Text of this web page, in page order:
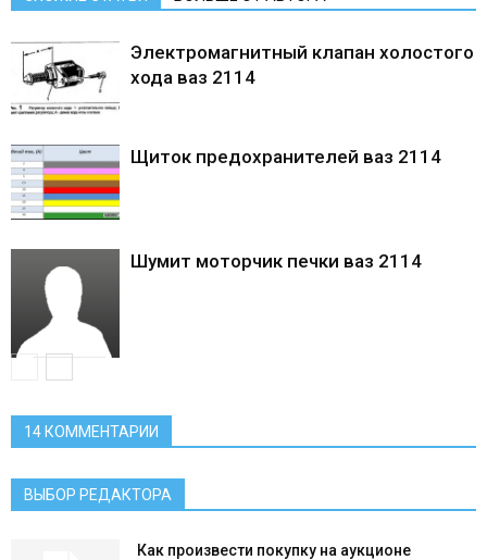
Электромагнитный клапан холостого
хода ваз 2114
Щиток предохранителей ваз 2114
Шумит моторчик печки ваз 2114
14 КОММЕНТАРИИ
ВЫБОР РЕДАКТОРА
Как произвести покупку на аукционе